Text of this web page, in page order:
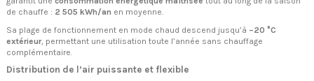
de chauffe : 2 505 kWh/an en moyenne.
Sa plage de fonctionnement en mode chaud descend jusqu’à –20 °C
extérieur, permettant une utilisation toute l’année sans chauffage
complémentaire.
Distribution de l’air puissante et flexible